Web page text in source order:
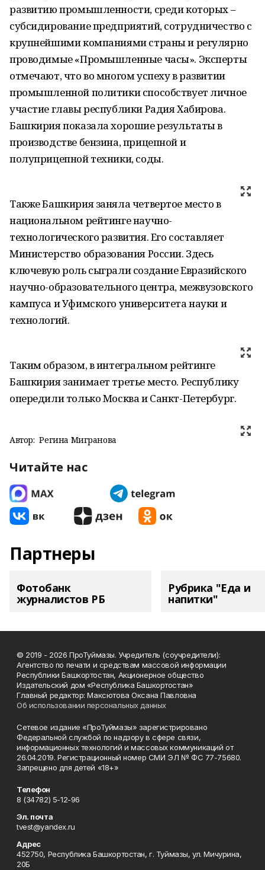
развитию промышленности, среди которых –
субсидирование предприятий, сотрудничество с
крупнейшими компаниями страны и регулярно
проводимые «Промышленные часы». Эксперты
отмечают, что во многом успеху в развитии
промышленной политики способствует личное
участие главы республики Радия Хабирова.
Башкирия показала хорошие результаты в
производстве бензина, прицепной и
полуприцепной техники, соды.
Также Башкирия заняла четвертое место в
национальном рейтинге научно-
технологического развития. Его составляет
Министерство образования России. Здесь
ключевую роль сыграли создание Евразийского
научно-образовательного центра, межвузовского
кампуса и Уфимского университета науки и
технологий.
Таким образом, в интегральном рейтинге
Башкирия занимает третье место. Республику
опередили только Москва и Санкт-Петербург.
Автор: Регина Мигранова
Читайте нас
Партнеры
Фотобанк
журналистов РБ
Рубрика "Еда и
напитки"
© 2019 - 2026 ПроТуймазы. Учредитель (соучредители):
Агентство по печати и средствам массовой информации
Республики Башкортостан, Акционерное общество
Издательский дом «Республика Башкортостан»
Главный редактор: Максютова Оксана Павловна
Об использовании персональных данных
Сетевое издание «ПроТуймазы» зарегистрировано
Федеральной службой по надзору в сфере связи,
информационных технологий и массовых коммуникаций от
26.04.2019. Регистрационный номер СМИ ЭЛ № ФС 77-75680.
Запрещено для детей «18+»
Телефон
8 (34782) 5-12-96
Эл. почта
tvest@yandex.ru
Адрес
452750, Республика Башкортостан, г. Туймазы, ул. Мичурина,
20Б